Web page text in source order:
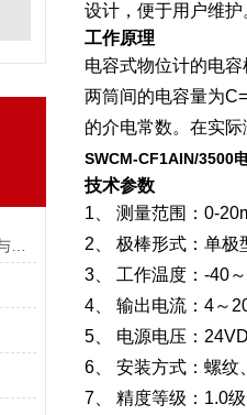
射频导纳物位计的技术解析：原理与应用
设计，便于用户维护
工作原理
电容式物位计的电
两筒间的电容量为
的介电常数。在实
SWCM-CF1AIN/3500
技术参数
1、 测量范围：0-
2、 极棒形式：单极
3、 工作温度：-40
4、 输出电流：4～
5、 电源电压：
6、 安装方式：螺纹
7、 精度等级：1.0级